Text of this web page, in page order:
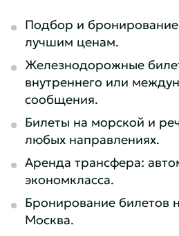
Подбор и
лучшим ценам.
Железнодорожные
внутреннего или
сообщения.
Билеты на морской и
любых направлениях.
Аренда трансфера:
экономкласса.
Бронирование билетов
Москва.